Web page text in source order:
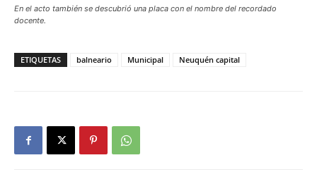
En el acto también se descubrió una placa con el nombre del recordado
docente.
ETIQUETAS balneario Municipal Neuquén capital